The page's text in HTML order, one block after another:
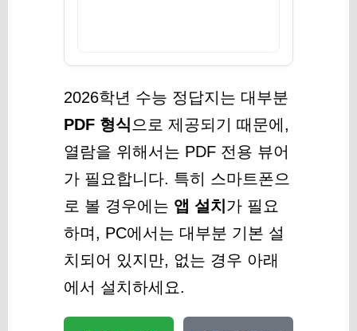
2026학년 수능 정답지는 대부분
PDF 형식 으로 제공되기 때문에,
열람을 위해서는 PDF 전용 뷰어
가 필요합니다. 특히 스마트폰으
로 볼 경우에는 앱 설치 가 필요
하며, PC에서는 대부분 기본 설
치되어 있지만, 없는 경우 아래
에서 설치하세요.